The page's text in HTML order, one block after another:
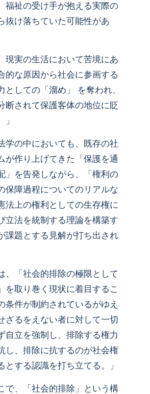
福祉の受け手が抱える実際の
抜け落ちていた可能性があ
現実の生活において苦境にあ
的な原因から社会に参画する
としての「溜め」 を奪われ、
断されて保護客体の地位に貶
学の中においても、既存の社
が作り上げてきた「保護を通
」を告発しながら、「権利の
保障過程についてのリアルな
法上の権利としての生存権に
立法を統制する理論を構築す
課題とする見解が打ち出され
「社会的排除の極限として
を取り巻く現状に着目するこ
条件が制約されているがゆえ
ざるをえない者に対して一切
自立を強制し、排除する権力
し、排除に抗するのが社会権
とする認識を打ち立てる。」
で、「社会的排除」という構